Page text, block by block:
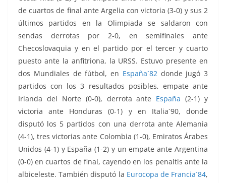
de cuartos de final ante Argelia con victoria (3-0) y sus 2
últimos partidos en la Olimpiada se saldaron con
sendas derrotas por 2-0, en semifinales ante
Checoslovaquia y en el partido por el tercer y cuarto
puesto ante la anfitriona, la URSS. Estuvo presente en
dos Mundiales de fútbol, en España´82donde jugó 3
partidos con los 3 resultados posibles, empate ante
Irlanda del Norte (0-0), derrota ante España (2-1) y
victoria ante Honduras (0-1) y en Italia´90, donde
disputó los 5 partidos con una derrota ante Alemania
(4-1), tres victorias ante Colombia (1-0), Emiratos Árabes
Unidos (4-1) y España (1-2) y un empate ante Argentina
(0-0) en cuartos de final, cayendo en los penaltis ante la
albiceleste. También disputó la Eurocopa de Francia´84,